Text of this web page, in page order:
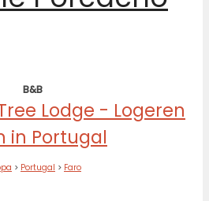
B&B
> Portugal > Faro